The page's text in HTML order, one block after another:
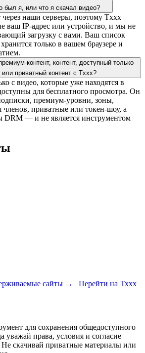
был я, или что я скачал видео?
через наши серверы, поэтому Txxx
ваш IP-адрес или устройство, и мы не
загрузку с вами. Ваш список
только в вашем браузере и
контент, контент, доступный только
приватный контент с Txxx?
с видео, которые уже находятся в
для бесплатного просмотра. Он
премиум-уровни, зоны,
членов, приватные или токен-шоу, а
DRM — и не является инструментом
сайты →
Перейти на Txxx
для сохранения общедоступного
уважай права, условия и согласие
Не скачивай приватные материалы или